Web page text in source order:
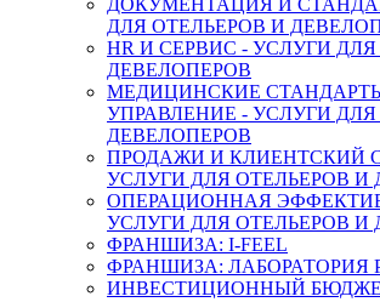
ДОКУМЕНТАЦИЯ И
ДЛЯ ОТЕЛЬЕРОВ И
HR И СЕРВИС - УСЛУГИ
ДЕВЕЛОПЕРОВ
МЕДИЦИНСКИЕ
УПРАВЛЕНИЕ - УСЛУГИ
ДЕВЕЛОПЕРОВ
ПРОДАЖИ И КЛИЕНТСКИЙ
УСЛУГИ ДЛЯ ОТЕЛЬЕРОВ И
ОПЕРАЦИОННАЯ
УСЛУГИ ДЛЯ ОТЕЛЬЕРОВ И
ФРАНШИЗА: I-FEEL
ФРАНШИЗА: ЛАБОРАТОРИЯ
ИНВЕСТИЦИОННЫЙ